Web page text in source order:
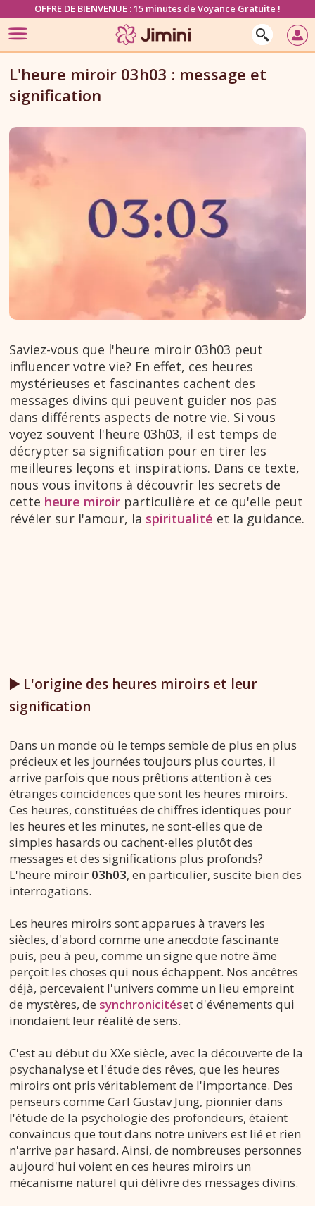
OFFRE DE BIENVENUE : 15 minutes de Voyance Gratuite !
L'heure miroir 03h03 : message et
signification
Saviez-vous que l'heure miroir 03h03 peut
influencer votre vie? En effet, ces heures
mystérieuses et fascinantes cachent des
messages divins qui peuvent guider nos pas
dans différents aspects de notre vie. Si vous
voyez souvent l'heure 03h03, il est temps de
décrypter sa signification pour en tirer les
meilleures leçons et inspirations. Dans ce texte,
nous vous invitons à découvrir les secrets de
cette heure miroir particulière et ce qu'elle peut
révéler sur l'amour, la spiritualité et la guidance.
▶️ L'origine des heures miroirs et leur
signification
Dans un monde où le temps semble de plus en plus
précieux et les journées toujours plus courtes, il
arrive parfois que nous prêtions attention à ces
étranges coïncidences que sont les heures miroirs.
Ces heures, constituées de chiffres identiques pour
les heures et les minutes, ne sont-elles que de
simples hasards ou cachent-elles plutôt des
messages et des significations plus profonds?
L'heure miroir 03h03, en particulier, suscite bien des
interrogations.
Les heures miroirs sont apparues à travers les
siècles, d'abord comme une anecdote fascinante
puis, peu à peu, comme un signe que notre âme
perçoit les choses qui nous échappent. Nos ancêtres
déjà, percevaient l'univers comme un lieu empreint
de mystères, de synchronicitéset d'événements qui
inondaient leur réalité de sens.
C'est au début du XXe siècle, avec la découverte de la
psychanalyse et l'étude des rêves, que les heures
miroirs ont pris véritablement de l'importance. Des
penseurs comme Carl Gustav Jung, pionnier dans
l'étude de la psychologie des profondeurs, étaient
convaincus que tout dans notre univers est lié et rien
n'arrive par hasard. Ainsi, de nombreuses personnes
aujourd'hui voient en ces heures miroirs un
mécanisme naturel qui délivre des messages divins.